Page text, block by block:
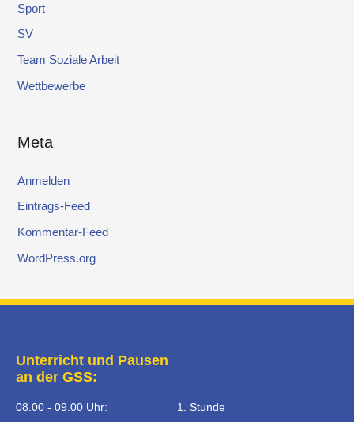
Sport
SV
Team Soziale Arbeit
Wettbewerbe
Meta
Anmelden
Eintrags-Feed
Kommentar-Feed
WordPress.org
Unterricht und Pausen
an der GSS:
08.00 - 09.00 Uhr: 1. Stunde